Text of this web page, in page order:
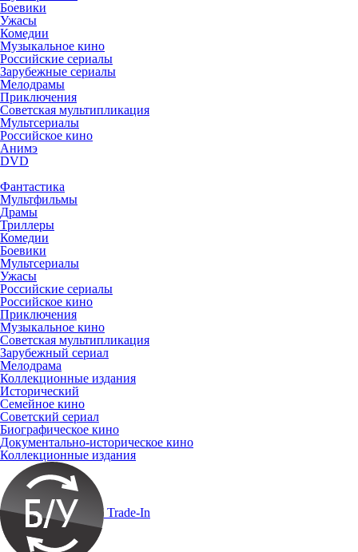
Боевики
Ужасы
Комедии
Музыкальное кино
Российские сериалы
Зарубежные сериалы
Мелодрамы
Приключения
Советская мультипликация
Мультсериалы
Российское кино
Анимэ
DVD
Фантастика
Мультфильмы
Драмы
Триллеры
Комедии
Боевики
Мультсериалы
Ужасы
Российские сериалы
Российское кино
Приключения
Музыкальное кино
Советская мультипликация
Зарубежный сериал
Мелодрама
Коллекционные издания
Исторический
Семейное кино
Советский сериал
Биографическое кино
Документально-историческое кино
Коллекционные издания
Trade-In